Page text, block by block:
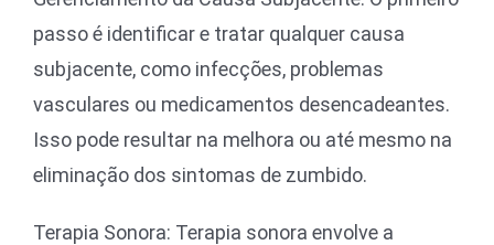
passo é identificar e tratar qualquer causa
subjacente, como infecções, problemas
vasculares ou medicamentos desencadeantes.
Isso pode resultar na melhora ou até mesmo na
eliminação dos sintomas de zumbido.
Terapia Sonora: Terapia sonora envolve a